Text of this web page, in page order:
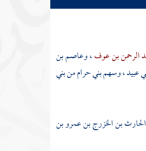
الرحمن بن عوف،وعاصم بن
عبيد، وسهمبني حرام من بني
بن الخزرج بن عمرو بن